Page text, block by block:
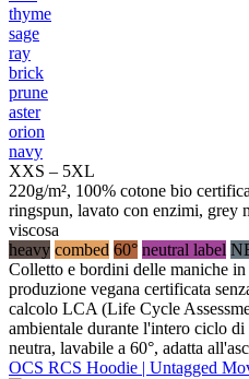
thyme
sage
ray
brick
prune
aster
orion
navy
XXS – 5XL
220g/m², 100% cotone bio
ringspun, lavato con enzimi, grey
viscosa
heavy combed 60° neutral label
Colletto e bordini delle maniche
produzione vegana certificata
calcolo LCA (Life Cycle
ambientale durante l'intero ciclo
neutra, lavabile a 60°, adatta
OCS RCS Hoodie | Untagged